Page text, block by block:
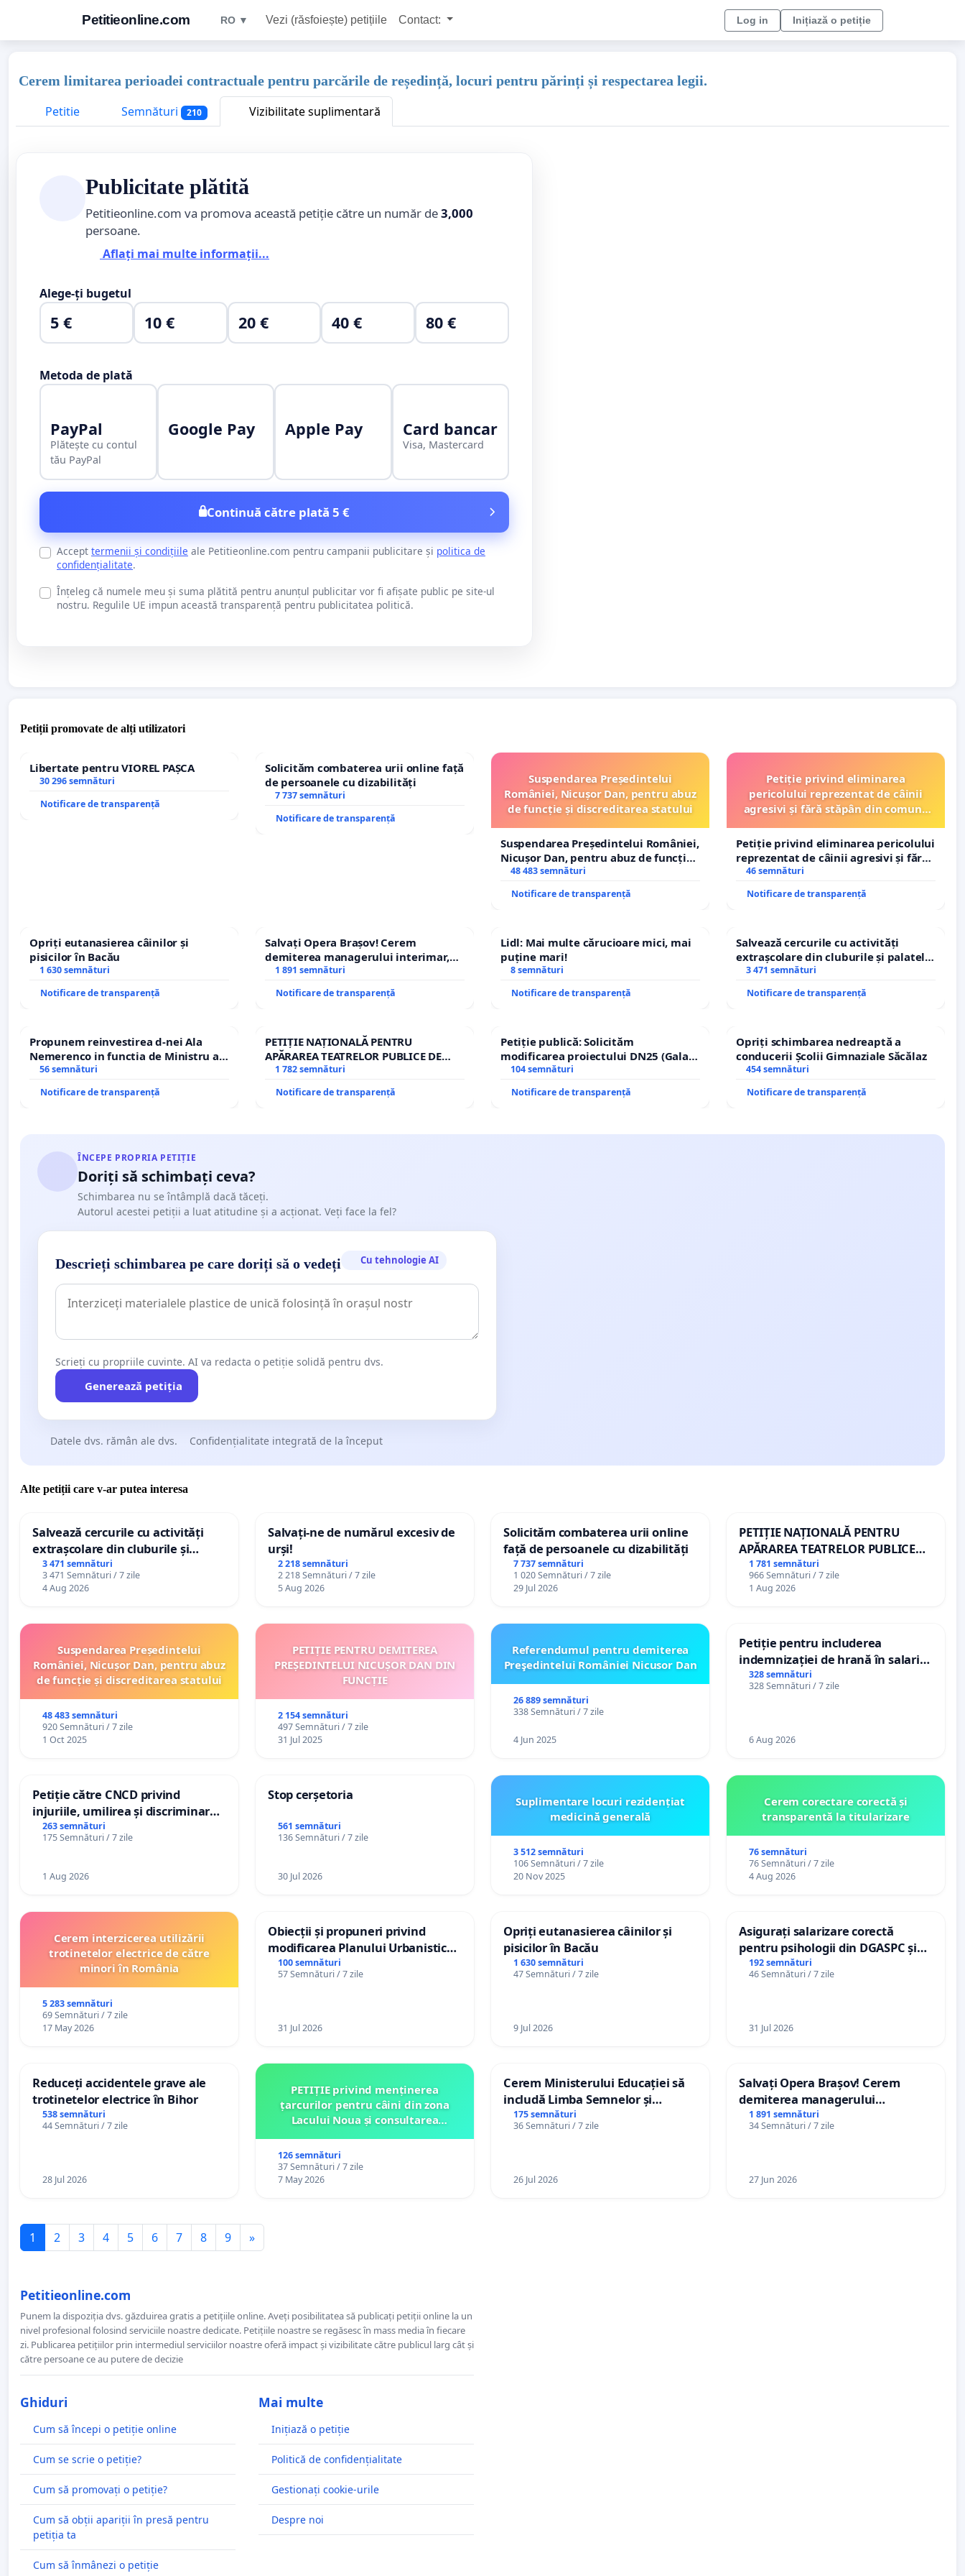
Petitieonline.com RO ▼ Vezi (răsfoiește) petițiile Contact: Log in Inițiază o petiție
Cerem limitarea perioadei contractuale pentru parcările de reședință, locuri pentru părinți și respectarea legii.
Petitie
Semnături 210 Vizibilitate suplimentară
Publicitate plătită
Petitieonline.com va promova această petiție către un număr de3,000
persoane.
Aflați mai multe informații...
Alege-ți bugetul
5 € 10 € 20 € 40 € 80 €
Metoda de plată
PayPal
Plătește cu contul
tău PayPal
Google Pay Apple Pay Card bancar
Visa, Mastercard
Continuă către plată 5 €
Accept termenii și condițiile ale Petitieonline.com pentru campanii publicitare și politica de
confidențialitate.
Înțeleg că numele meu și suma plătită pentru anunțul publicitar vor fi afișate public pe site-ul
nostru. Regulile UE impun această transparență pentru publicitatea politică.
Petiții promovate de alți utilizatori
Libertate pentru VIOREL PAȘCA
30 296 semnături
Notificare de transparență
Solicităm combaterea urii online față
de persoanele cu dizabilități
7 737 semnături
Notificare de transparență
Suspendarea Președintelui
României, Nicușor Dan, pentru abuz
de funcție și discreditarea statului
Suspendarea Președintelui României,
Nicușor Dan, pentru abuz de funcție
și discreditarea statului
48 483 semnături
Notificare de transparență
Petiție privind eliminarea
pericolului reprezentat de câinii
agresivi și fără stăpân din comuna
Petiție privind eliminarea pericolului
reprezentat de câinii agresivi și fără
stăpân din comuna Tunari
46 semnături
Notificare de transparență
Opriți eutanasierea câinilor și
pisicilor în Bacău
1 630 semnături
Notificare de transparență
Salvați Opera Brașov! Cerem
demiterea managerului interimar,
Petrean Lucian-Marius!
1 891 semnături
Notificare de transparență
Lidl: Mai multe cărucioare mici, mai
puține mari!
8 semnături
Notificare de transparență
Salvează cercurile cu activități
extrașcolare din cluburile și palatele
copiilor
3 471 semnături
Notificare de transparență
Propunem reinvestirea d-nei Ala
Nemerenco in functia de Ministru al
Sanatatii
56 semnături
Notificare de transparență
PETIȚIE NAȚIONALĂ PENTRU
APĂRAREA TEATRELOR PUBLICE DE
REPERTORIU DIN ROMÂNIA
1 782 semnături
Notificare de transparență
Petiție publică: Solicităm
modificarea proiectului DN25 (Galați
– Hanu Conachi) prin devierea
104 semnături
Notificare de transparență
Opriți schimbarea nedreaptă a
conducerii Școlii Gimnaziale Săcălaz
454 semnături
Notificare de transparență
ÎNCEPE PROPRIA PETIȚIE
Doriți să schimbați ceva?
Schimbarea nu se întâmplă dacă tăceți.
Autorul acestei petiții a luat atitudine și a acționat. Veți face la fel?
Descrieți schimbarea pe care doriți să o vedeți Cu tehnologie AI
Scrieți cu propriile cuvinte. AI va redacta o petiție solidă pentru dvs.
Generează petiția
Datele dvs. rămân ale dvs. Confidențialitate integrată de la început
Alte petiții care v-ar putea interesa
Salvează cercurile cu activități
extrașcolare din cluburile și
palatele copiilor
3 471 semnături
3 471 Semnături / 7 zile
4 Aug 2026
Salvați-ne de numărul excesiv de
urși!
2 218 semnături
2 218 Semnături / 7 zile
5 Aug 2026
Solicităm combaterea urii online
față de persoanele cu dizabilități
7 737 semnături
1 020 Semnături / 7 zile
29 Jul 2026
PETIȚIE NAȚIONALĂ PENTRU
APĂRAREA TEATRELOR PUBLICE
DE REPERTORIU DIN ROMÂNIA
1 781 semnături
966 Semnături / 7 zile
1 Aug 2026
Suspendarea Președintelui
României, Nicușor Dan, pentru abuz
de funcție și discreditarea statului
48 483 semnături
920 Semnături / 7 zile
1 Oct 2025
PETIȚIE PENTRU DEMITEREA
PREȘEDINTELUI NICUȘOR DAN DIN
FUNCȚIE
2 154 semnături
497 Semnături / 7 zile
31 Jul 2025
Referendumul pentru demiterea
Preşedintelui României Nicusor Dan
26 889 semnături
338 Semnături / 7 zile
4 Jun 2025
Petiție pentru includerea
indemnizației de hrană în salariul
de bază și protejarea gradațiilor
de vechime pentru asistenții
328 semnături
328 Semnături / 7 zile
6 Aug 2026
Petiție către CNCD privind
injuriile, umilirea și discriminarea
persoanelor cu dizabilități de
către utilizatorul TikTok „Gorici”
263 semnături
175 Semnături / 7 zile
1 Aug 2026
Stop cerșetoria
561 semnături
136 Semnături / 7 zile
30 Jul 2026
Suplimentare locuri rezidențiat
medicină generală
3 512 semnături
106 Semnături / 7 zile
20 Nov 2025
Cerem corectare corectă și
transparentă la titularizare
76 semnături
76 Semnături / 7 zile
4 Aug 2026
Cerem interzicerea utilizării
trotinetelor electrice de către
minori în România
5 283 semnături
69 Semnături / 7 zile
17 May 2026
Obiecții și propuneri privind
modificarea Planului Urbanistic
General al orașului Ialoveni
100 semnături
57 Semnături / 7 zile
31 Jul 2026
Opriți eutanasierea câinilor și
pisicilor în Bacău
1 630 semnături
47 Semnături / 7 zile
9 Jul 2026
Asigurați salarizare corectă
pentru psihologii din DGASPC și
spitale
192 semnături
46 Semnături / 7 zile
31 Jul 2026
Reduceți accidentele grave ale
trotinetelor electrice în Bihor
538 semnături
44 Semnături / 7 zile
28 Jul 2026
PETIȚIE privind menținerea
țarcurilor pentru câini din zona
Lacului Noua și consultarea
126 semnături
37 Semnături / 7 zile
7 May 2026
Cerem Ministerului Educației să
includă Limba Semnelor și
alfabetul Braille în școlile din
Republica Moldova!
175 semnături
36 Semnături / 7 zile
26 Jul 2026
Salvați Opera Brașov! Cerem
demiterea managerului
interimar, Petrean Lucian-Marius!
1 891 semnături
34 Semnături / 7 zile
27 Jun 2026
1 2 3 4 5 6 7 8 9 »
Petitieonline.com
Punem la dispoziția dvs. găzduirea gratis a petițiile online. Aveți posibilitatea să publicați petiții online la un
nivel profesional folosind serviciile noastre dedicate. Petițiile noastre se regăsesc în mass media în fiecare
zi. Publicarea petițiilor prin intermediul serviciilor noastre oferă impact și vizibilitate către publicul larg cât și
către persoane ce au putere de decizie
Ghiduri
Cum să începi o petiție online
Cum se scrie o petiție?
Cum să promovați o petiție?
Cum să obții apariții în presă pentru
petiția ta
Cum să înmânezi o petiție
Mai multe
Inițiază o petiție
Politică de confidențialitate
Gestionați cookie-urile
Despre noi